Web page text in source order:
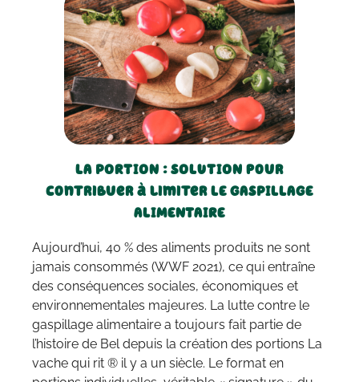
LA PORTION : SOLUTION pour
contribuer à limiter LE GASPILLAGE
ALIMENTAIRE
Aujourd’hui, 40 % des aliments produits ne sont
jamais consommés (WWF 2021), ce qui entraîne
des conséquences sociales, économiques et
environnementales majeures. La lutte contre le
gaspillage alimentaire a toujours fait partie de
l’histoire de Bel depuis la création des portions La
vache qui rit ® il y a un siècle. Le format en